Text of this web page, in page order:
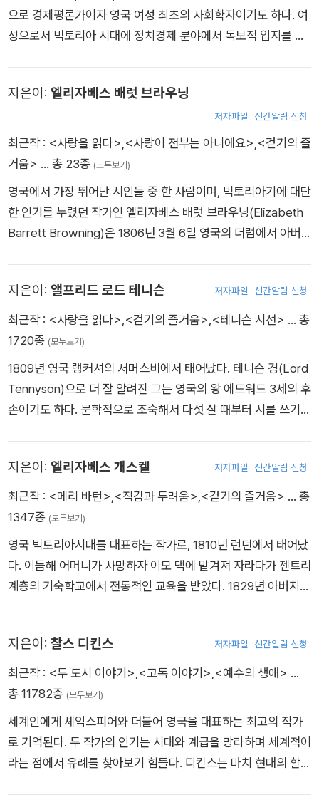
『정치 에세이』(1819), 『좌담』(1821), 『시대정신』(1825)을 출간
했다. 해즐릿은 사회에 근본적 변혁이 필요하다는 신념을 죽을 때
에 절망했다. 그로 인해 심각한 고독을 느낀 나머지 우울증에 걸
렸고, 죽을 때까지 약 28년의 세월을 정신병원에서 지내는 불행
한 말년을 보냈다. 주요 시집으로 <전원생활과 풍경서술의 시집
>, <마을의 악인>, <양치기의 달력>, <전원의 시신> 등이 있
다.
으로 경제평론가이자 영국 여성 최초의 사회학자이기도 하다. 여
성으로서 빅토리아 시대에 정치경제 분야에서 독보적 입지를 확
지은이: 엘리자베스 배럿 브라우닝
저자파일 신간알림 신청
최근작 : <사랑을 읽다> <사랑이 전부는 아니에요> <걷기의 즐
거움> … 총 23종 (모두보기)
영국에서 가장 뛰어난 시인들 중 한 사람이며, 빅토리아기에 대단
한 인기를 누렸던 작가인 엘리자베스 배럿 브라우닝(Elizabeth
Barrett Browning)은 1806년 3월 6일 영국의 더럼에서 아버
형제자매 중 장녀로 태어났다. 그녀는 학교에 가지 않고 집에서
남동생들의 가정교사에게 교육을 받았다. 그녀는 존 밀턴과 셰익
스피어의 작품들을 열 살이 되기도 전에 읽었으며, 곧 고전문학과
처음으로 시를 썼으며, 열네 살이던 1820년에 그녀의 아버지는
생일 선물로 그녀가 쓴 네 권으로 된 서사시집 ≪마라톤에서의 전
투(The Battle of Marathon)≫를 출간해 주었다. 정식으로 출
간된 그녀의 첫 번째 시집은 1826년 ≪마음에 관한 에세이와 기
타 시들(An Essay on Mind, with other poems)≫인데, 이 시
왕래를 하게 되었고, 그리스 문학을 공부하게 되었다. 1844년에
출간된 ≪시≫로 인해 그녀는 영국에서 가장 인기 있는 작가의 대
열에 들어섰고 당시 무명 시인이었던 로버트 브라우닝(Robert
Browning)의 열렬한 구애 편지를 받게 된다. 스무 살이 될 무렵
부터 당시로서는 진단을 내릴 수 없는 희귀병으로 인해 병마와 싸
결혼한다. 엘리자베스는 1861년 6월 29일 15년간의 행복한 결
혼 생활을 마치고 죽었다. 엘리자베스가 로버트를 만났을 때 그녀
는 이미 그보다 훨씬 많은 작품을 쓴 상태였지만, 그와 만난 이후
e)≫와 ≪오로라 리(Aurora Leigh)≫라는 유명한 작품들을 쓰
게 되었다. “포르투갈어(Portuguese)”는 그녀의 남편이 그녀
를 부르던 애칭이기도 했다. 엘리자베스의 사랑시 소네트는 남편
지은이: 앨프리드 로드 테니슨 저자파일 신간알림 신청
최근작 : <사랑을 읽다> <걷기의 즐거움> <테니슨 시선> … 총
1720종 (모두보기)
1809년 영국 랭커셔의 서머스비에서 태어났다. 테니슨 경(Lord
Tennyson)으로 더 잘 알려진 그는 영국의 왕 에드워드 3세의 후
손이기도 하다. 문학적으로 조숙해서 다섯 살 때부터 시를 쓰기
내어 글을 쓸 수 있었다. 1828년 케임브리지대학 트리니티칼리
지에 입학하여, 1829년 ‘팀북투’로 총장상 메달을 받았다. 1827
년에 이미 형 찰스와 ＜두 형제 시집＞을 익명으로 내놓았다. 이
두었다. 테니슨이 케임브리지대학에서 만난 친구들 중에서 가장
중요한 친구로 역사가 헨리 핼럼(Henry Hallam)의 아들이며 후
에 테니슨의 여동생과 약혼을 한 아서 헨리 핼럼(Arthur Henry
Hallam)을 들 수 있다. 그와의 교제는 테니슨의 생애에서 가장 깊
이 있었으며, 두 사람은 열렬한 지적 흥미를 가진 학부생 클럽인
했다. 하지만 핼럼이 1833년 9월, 22세의 나이로 오스트리아의
빈을 여행하다가 갑자기 죽자 테니슨은 큰 충격을 받아 한동안 절
망에 빠졌고 후에는 그를 위해 많은 헌시를 썼다. 1850년에 걸작
＜인 메모리엄＞이 출간되었으며, W. 워즈워스의 후임으로 계관
시인이 되었다. ＜인 메모리엄＞은 그가 17년간 생각하고 그리워
지은이: 엘리자베스 개스켈 저자파일 신간알림 신청
최근작 : <메리 바턴> <직감과 두려움> <걷기의 즐거움> … 총
1347종 (모두보기)
영국 빅토리아시대를 대표하는 작가로, 1810년 런던에서 태어났
다. 이듬해 어머니가 사망하자 이모 댁에 맡겨져 자라다가 젠트리
계층의 기숙학교에서 전통적인 교육을 받았다. 1829년 아버지를
동에 힘쓰던 개스켈은 1845년 외아들을 잃고 슬픔을 달래기 위
해 글쓰기에 열중했다. 1848년 발표한 첫 장편소설 『메리 바턴』
으로 주목받아, 이를 계기로 찰스 디킨스가 펴내던 주간지 〈하우
년과 1855년에 단행본으로 출간했다. 이외에도 당대 여러 계층
의 삶을 세심히 그려낸 『루스』 『사촌 필리스』 『실비아의 연인들』
같은 장편은 물론, 공포·미스터리·연애·심리 등 다양한 성격의 단
편을 꾸준히 발표했다. 두터운 친교를 나누던 샬럿 브론테 사후에
지은이: 찰스 디킨스 저자파일 신간알림 신청
최근작 : <두 도시 이야기> <고독 이야기> <예수의 생애> …
총 11782종 (모두보기)
세계인에게 셰익스피어와 더불어 영국을 대표하는 최고의 작가
로 기억된다. 두 작가의 인기는 시대와 계급을 망라하며 세계적이
라는 점에서 유례를 찾아보기 힘들다. 디킨스는 마치 현대의 할리